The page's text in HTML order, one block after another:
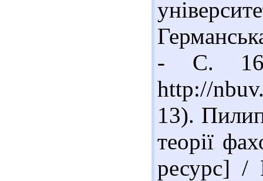
- С.
http://
13).
теорії
ресурс] /